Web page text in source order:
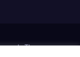
deThemeansar